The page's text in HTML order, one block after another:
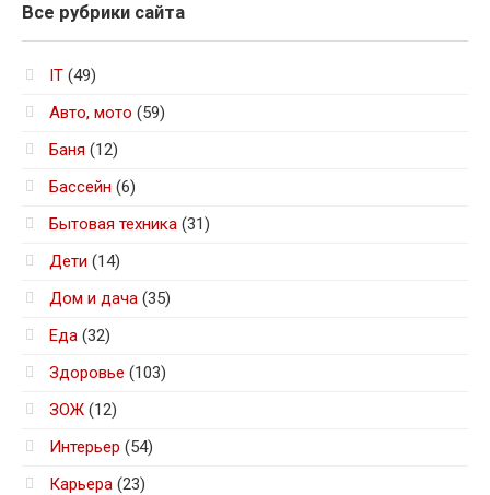
Все рубрики сайта
IT (49)
Авто, мото (59)
Баня (12)
Бассейн (6)
Бытовая техника (31)
Дети (14)
Дом и дача (35)
Еда (32)
Здоровье (103)
ЗОЖ (12)
Интерьер (54)
Карьера (23)